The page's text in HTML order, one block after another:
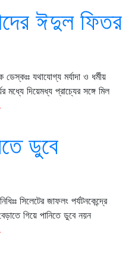
ঈদুল ফিতর
যথাযোগ্য মর্যাদা ও ধর্মীয়
মধ্যে দিয়েমধ্য প্রাচ্যের সঙ্গে মিল
ডুবে
সিলেটের জাফলং পর্যটনকেন্দ্রে
গিয়ে পানিতে ডুবে নয়ন